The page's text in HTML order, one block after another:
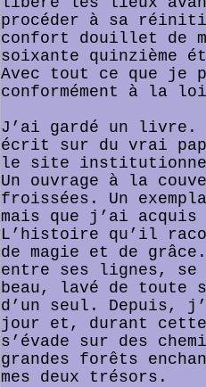
procéder à sa
confort douillet de
soixante quinzième
Avec tout ce que je
conformément à la loi
J’ai gardé un
écrit sur du vrai
le site
Un ouvrage à la
froissées. Un
mais que j’ai
L’histoire qu’il
de magie et de
entre ses lignes, se
beau, lavé de
d’un seul. Depuis,
jour et, durant cette
s’évade sur des
grandes forêts
mes deux trésors.